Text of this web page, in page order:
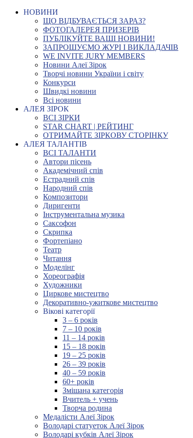
НОВИНИ
ЩО ВІДБУВАЄТЬСЯ ЗАРАЗ?
ФОТОГАЛЕРЕЯ ПРИЗЕРІВ
ПУБЛІКУЙТЕ ВАШІ НОВИНИ!
ЗАПРОШУЄМО ЖУРІ І ВИКЛАДАЧІВ
WE INVITE JURY MEMBERS
Новини Алеї Зірок
Творчі новини України і світу
Конкурси
Швидкі новини
Всі новини
АЛЕЯ ЗІРОК
ВСІ ЗІРКИ
STAR CHART | РЕЙТИНГ
ОТРИМАЙТЕ ЗІРКОВУ СТОРІНКУ
АЛЕЯ ТАЛАНТІВ
ВСІ ТАЛАНТИ
Автори пісень
Академічний спів
Естрадний спів
Народний спів
Композитори
Диригенти
Інструментальна музика
Саксофон
Скрипка
Фортепіано
Театр
Читання
Моделінг
Хореографія
Художники
Циркове мистецтво
Декоративно-ужиткове мистецтво
Вікові категорії
3 – 6 років
7 – 10 років
11 – 14 років
15 – 18 років
19 – 25 років
26 – 39 років
40 – 59 років
60+ років
Змішана категорія
Вчитель + учень
Творча родина
Медалісти Алеї Зірок
Володарі статуеток Алеї Зірок
Володарі кубків Алеї Зірок